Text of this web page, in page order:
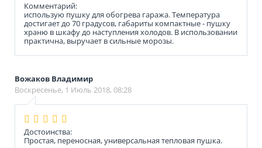
Комментарий:
использую пушку для обогрева гаража. Температура
достигает до 70 градусов, габариты компактные - пушку
храню в шкафу до наступления холодов. В использовании
практична, выручает в сильные морозы.
Вожаков Владимир
Воскресенье, 1 Июль 2018, 08:28
Достоинства:
Простая, переносная, универсальная тепловая пушка.